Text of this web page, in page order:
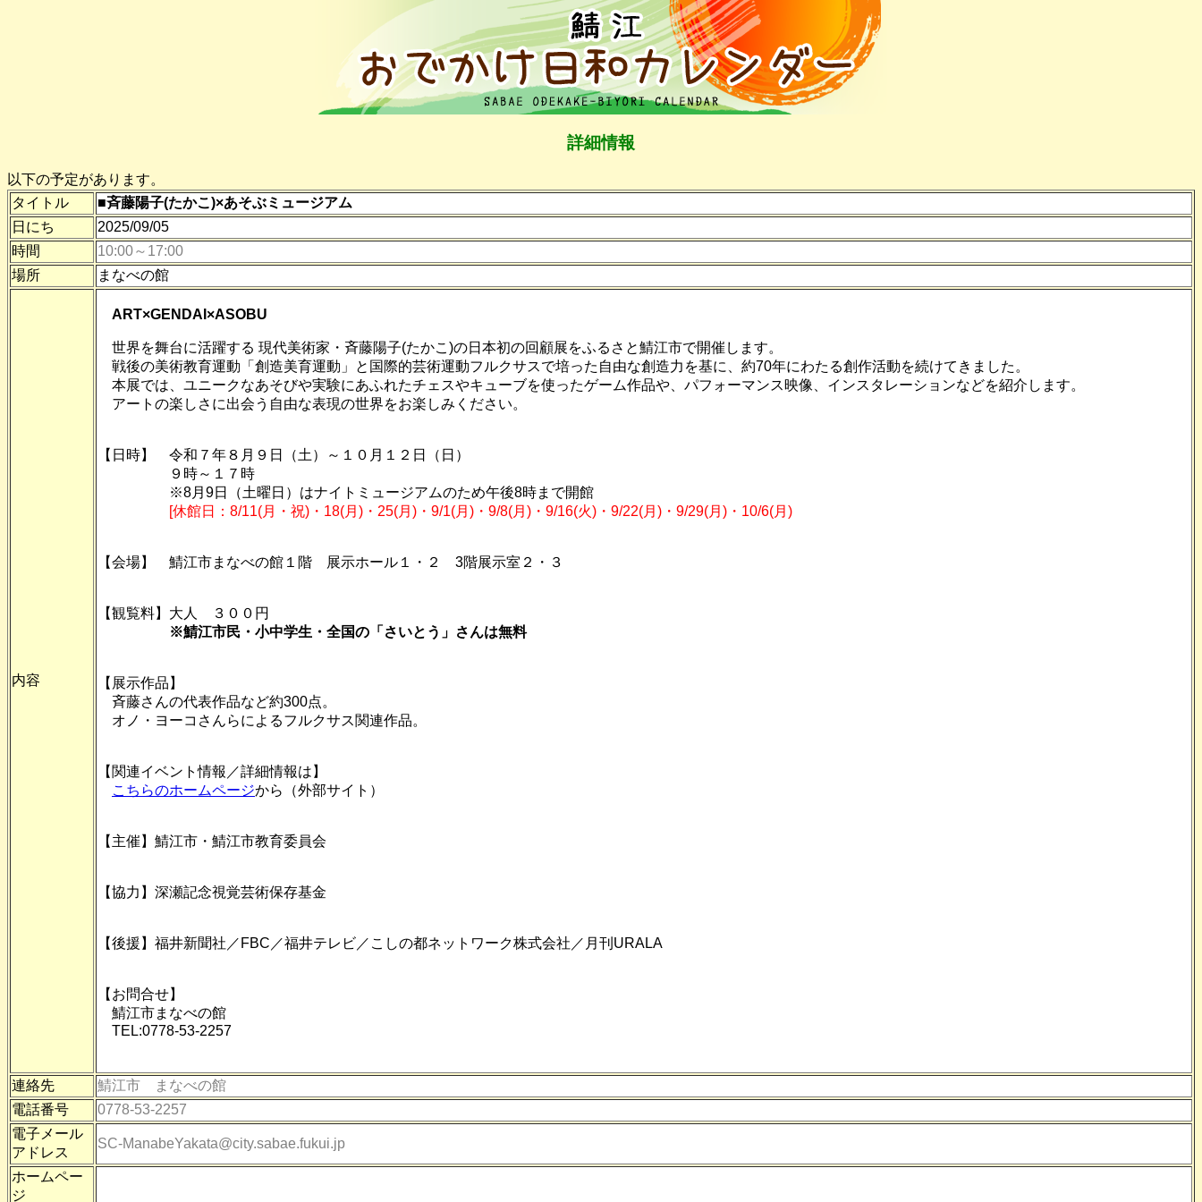
詳細情報
以下の予定があります。
タイトル
■斉藤陽子(たかこ)×あそぶミュージアム
日にち
2025/09/05
時間
10:00～17:00
場所
まなべの館
内容
ART×GENDAI×ASOBU
世界を舞台に活躍する 現代美術家・斉藤陽子(たかこ)の日本初の回顧展をふるさと鯖江市で開催します。
戦後の美術教育運動「創造美育運動」と国際的芸術運動フルクサスで培った自由な創造力を基に、約70年にわたる創作活動を続けてきました。
本展では、ユニークなあそびや実験にあふれたチェスやキューブを使ったゲーム作品や、パフォーマンス映像、インスタレーションなどを紹介します。
アートの楽しさに出会う自由な表現の世界をお楽しみください。
【日時】 令和７年８月９日（土）～１０月１２日（日）
９時～１７時
※8月9日（土曜日）はナイトミュージアムのため午後8時まで開館
[休館日：8/11(月・祝)・18(月)・25(月)・9/1(月)・9/8(月)・9/16(火)・9/22(月)・9/29(月)・10/6(月)
【会場】 鯖江市まなべの館１階 展示ホール１・２ 3階展示室２・３
【観覧料】大人 ３００円
※鯖江市民・小中学生・全国の「さいとう」さんは無料
【展示作品】
斉藤さんの代表作品など約300点。
オノ・ヨーコさんらによるフルクサス関連作品。
【関連イベント情報／詳細情報は】
こちらのホームページから（外部サイト）
【主催】鯖江市・鯖江市教育委員会
【協力】深瀬記念視覚芸術保存基金
【後援】福井新聞社／FBC／福井テレビ／こしの都ネットワーク株式会社／月刊URALA
【お問合せ】
鯖江市まなべの館
TEL:0778-53-2257
連絡先
鯖江市 まなべの館
電話番号
0778-53-2257
電子メール
アドレス
SC-ManabeYakata@city.sabae.fukui.jp
ホームペー
ジ